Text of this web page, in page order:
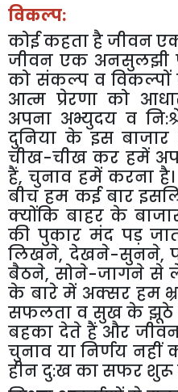
विकल्प:
कोई कहता है जीवन
जीवन एक अनसुलझी
को संकल्प व विकल्पों
आत्म प्रेरणा को
अपना अभ्युदय व
दुनिया के इस
चीख-चीख कर हमें
हैं,चुनाव हमें करना
बीच हम कई बार
क्योंकि बाहर के
की पुकार मंद पड़
लिखने, देखने-सुनने,
बैठने, सोने-जागने से
के बारे में अक्सर हम
सफलता व सुख के झूठे
बहका देते हैं और
चुनाव या निर्णय
हीन दु:ख का सफर शुरू